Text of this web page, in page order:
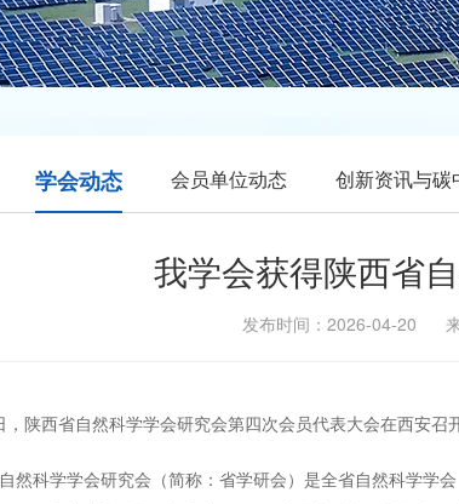
学会动态 会员单位动态 创新资讯与碳
我学会获得陕西省
发布时间：2026-04-20
，陕西省自然科学学会研究会第四次会员代表大会在西安
然科学学会研究会（简称：省学研会）是全省自然科学学